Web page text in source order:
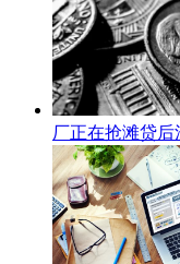
厂正在抢滩贷后